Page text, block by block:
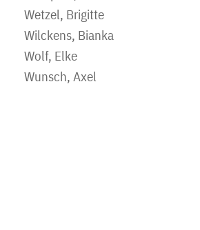
Wetzel, Brigitte
Wilckens, Bianka
Wolf, Elke
Wunsch, Axel